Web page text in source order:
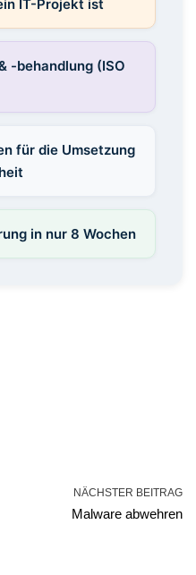
IT-Projekt ist
-behandlung (ISO
für die Umsetzung
in nur 8 Wochen
NÄCHSTER BEITRAG
Malware abwehren